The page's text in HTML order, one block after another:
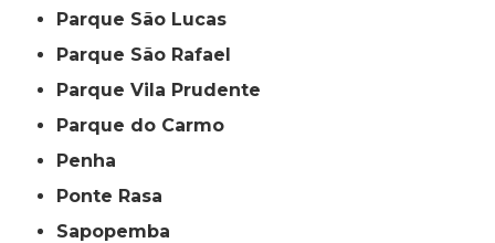
Parque São Lucas
Parque São Rafael
Parque Vila Prudente
Parque do Carmo
Penha
Ponte Rasa
Sapopemba